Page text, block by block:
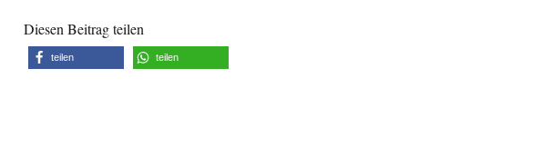
Diesen Beitrag teilen
teilen teilen